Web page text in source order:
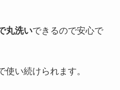
丸洗いできるので安心で
使い続けられます。